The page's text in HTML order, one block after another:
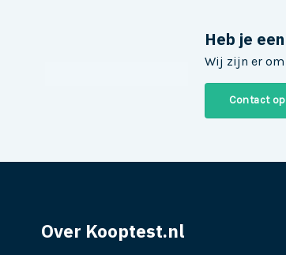
Heb je
Wij zijn er om
Contact
Over Kooptest.nl